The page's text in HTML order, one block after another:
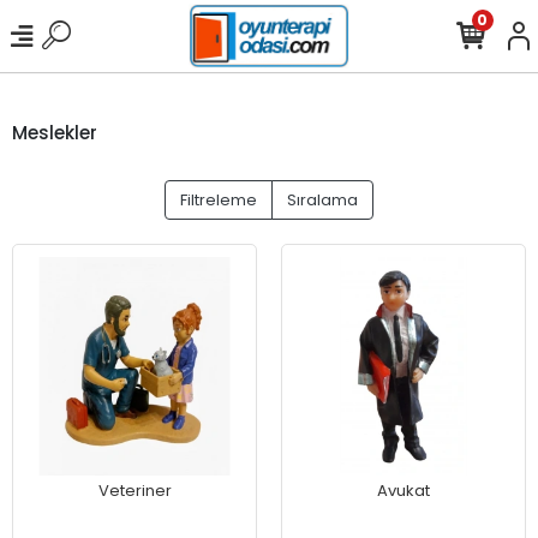
0
Meslekler
Filtreleme Sıralama
Veteriner Avukat